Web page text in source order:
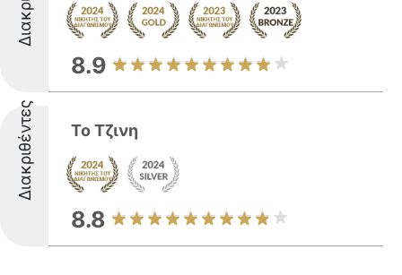
8.9
Διακριθέντες Το Τζινη
8.8